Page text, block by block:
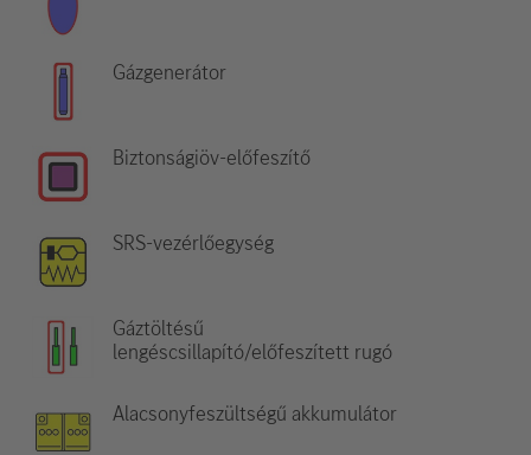
Gázgenerátor
Biztonságiöv-előfeszítő
SRS-vezérlőegység
Gáztöltésű
lengéscsillapító/előfeszített rugó
Alacsonyfeszültségű akkumulátor